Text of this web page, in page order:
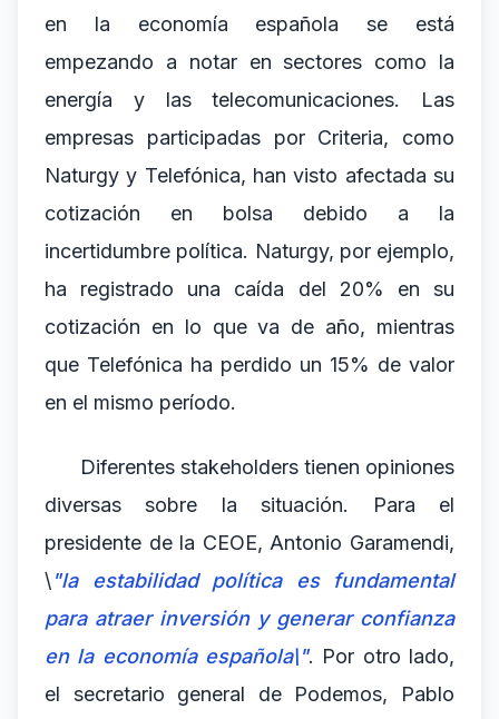
en la economía española se está
empezando a notar en sectores como la
energía y las telecomunicaciones. Las
empresas participadas por Criteria, como
Naturgy y Telefónica, han visto afectada su
cotización en bolsa debido a la
incertidumbre política. Naturgy, por ejemplo,
ha registrado una caída del 20% en su
cotización en lo que va de año, mientras
que Telefónica ha perdido un 15% de valor
en el mismo período.
Diferentes stakeholders tienen opiniones
diversas sobre la situación. Para el
presidente de la CEOE, Antonio Garamendi,
\"la estabilidad política es fundamental
para atraer inversión y generar confianza
en la economía española\". Por otro lado,
el secretario general de Podemos, Pablo